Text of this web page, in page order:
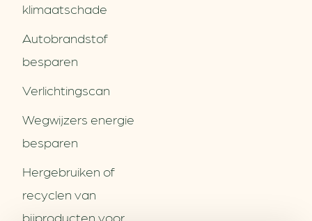
Partners
klimaatschade
Autobrandstof
besparen
Verlichtingscan
Wegwijzers energie
besparen
Hergebruiken of
recyclen van
bijproducten voor